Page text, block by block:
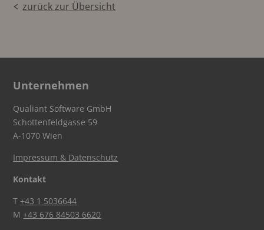
zurück zur Übersicht
Unternehmen
Qualiant Software GmbH
Schottenfeldgasse 59
A-1070 Wien
Impressum & Datenschutz
Kontakt
T+43 1 5036644
M+43 676 84503 6620